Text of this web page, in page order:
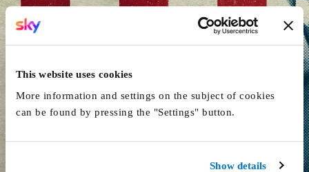
This website uses cookies
More information and settings on the subject of cookies
can be found by pressing the "Settings" button.
Show details